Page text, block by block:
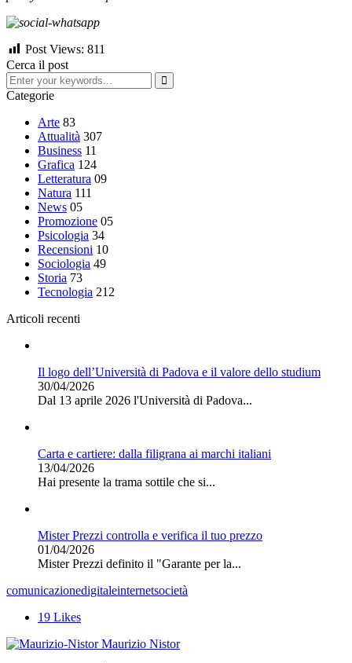
Post Views: 811
Cerca il post
Categorie
Arte 83
Attualità 307
Business 11
Grafica 124
Letteratura 09
Natura 111
News 05
Promozione 05
Psicologia 34
Recensioni 10
Sociologia 49
Storia 73
Tecnologia 212
Articoli recenti
Il logo dell’Università di Padova e il valore dello studium
30/04/2026
Dal 13 aprile 2026 l'Università di Padova...
Carta e cartiere: dalla filigrana ai marchi italiani
13/04/2026
Hai presente la trama sottile che si...
Mister Prezzi controlla e verifica il tuo prezzo
01/04/2026
Mister Prezzi definito il "Garante per la...
comunicazionedigitaleinternetsocietà
19 Likes
Maurizio Nistor